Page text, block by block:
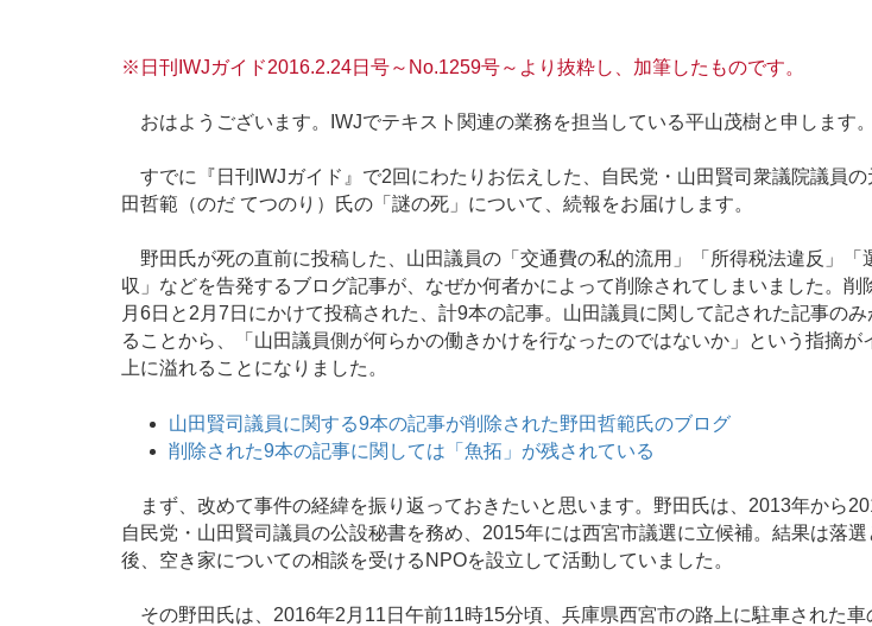
※日刊IWJガイド2016.2.24日号～No.1259号～より抜粋し、加筆したものです。
おはようございます。IWJでテキスト関連の業務を担当している平山茂樹と申します。
すでに『日刊IWJガイド』で2回にわたりお伝えした、自民党・山田賢司衆議院議員の
田哲範（のだ てつのり）氏の「謎の死」について、続報をお届けします。
野田氏が死の直前に投稿した、山田議員の「交通費の私的流用」「所得税法違反」「
収」などを告発するブログ記事が、なぜか何者かによって削除されてしまいました。削
月6日と2月7日にかけて投稿された、計9本の記事。山田議員に関して記された記事の
ることから、「山田議員側が何らかの働きかけを行なったのではないか」という指摘が
上に溢れることになりました。
山田賢司議員に関する9本の記事が削除された野田哲範氏のブログ
削除された9本の記事に関しては「魚拓」が残されている
まず、改めて事件の経緯を振り返っておきたいと思います。野田氏は、2013年から
自民党・山田賢司議員の公設秘書を務め、2015年には西宮市議選に立候補。結果は落
後、空き家についての相談を受けるNPOを設立して活動していました。
その野田氏は、2016年2月11日午前11時15分頃、兵庫県西宮市の路上に駐車された車